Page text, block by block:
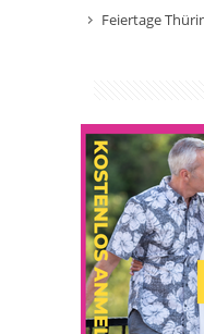
Feiertage